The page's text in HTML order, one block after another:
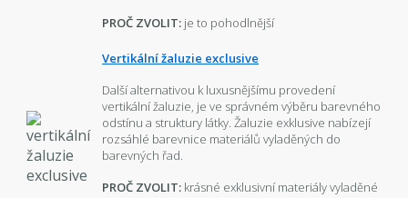
PROČ ZVOLIT: je to pohodlnější
Vertikální žaluzie exclusive
Další alternativou k luxusnějšímu provedení
vertikální žaluzie, je ve správném výběru barevného
odstínu a struktury látky. Žaluzie exklusive nabízejí
rozsáhlé barevnice materiálů vyladěných do
barevných řad.
PROČ ZVOLIT: krásné exklusivní materiály vyladěné